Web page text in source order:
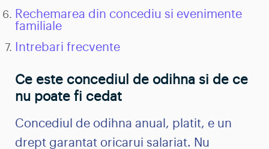
Rechemarea din concediu si evenimente
familiale
Intrebari frecvente
Ce este concediul de odihna si de ce
nu poate fi cedat
Concediul de odihna anual, platit, e un
drept garantat oricarui salariat. Nu